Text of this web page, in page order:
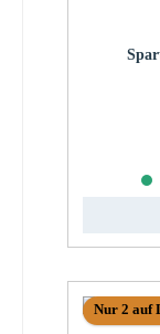
Nur 2 auf